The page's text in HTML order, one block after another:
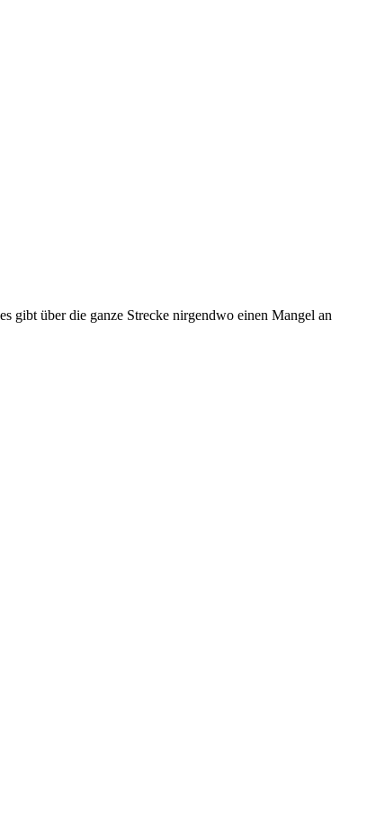
gibt über die ganze Strecke nirgendwo einen Mangel an